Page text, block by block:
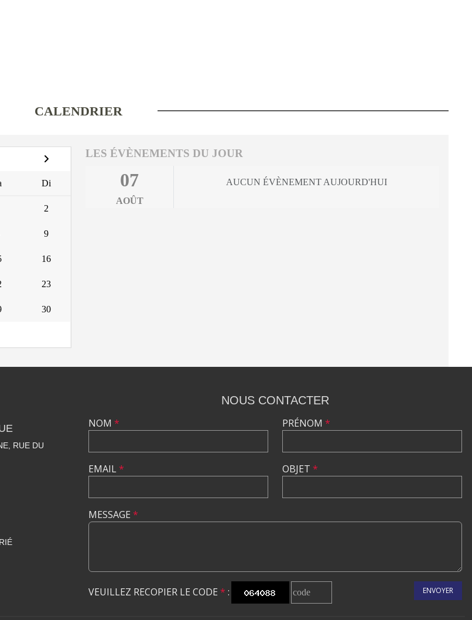
CALENDRIER
Di
2
9
16
23
30
LES ÉVÈNEMENTS DU JOUR
07
AOÛT
AUCUN ÉVÈNEMENT AUJOURD'HUI
RUE DU
NOUS CONTACTER
NOM *
EMAIL*
PRÉNOM *
OBJET *
MESSAGE *
VEUILLEZ RECOPIER LE CODE * : ENVOYER